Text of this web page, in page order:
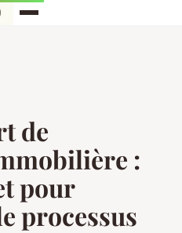
de
:
pour
processus